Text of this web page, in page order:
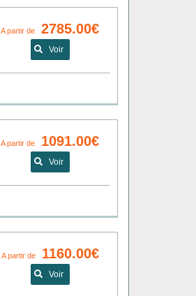
A partir de2785.00€
Voir
A partir de 1091.00€
Voir
A partir de 1160.00€
Voir